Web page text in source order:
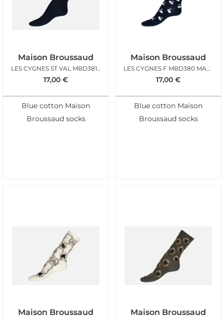
Maison Broussaud
LES CYGNES ST VAL MBD381 MARINE
17,00 €
Blue cotton Maison
Broussaud socks
Maison Broussaud
LES CYGNES F MBD380 MARINE
17,00 €
Blue cotton Maison
Broussaud socks
Maison Broussaud Maison Broussaud